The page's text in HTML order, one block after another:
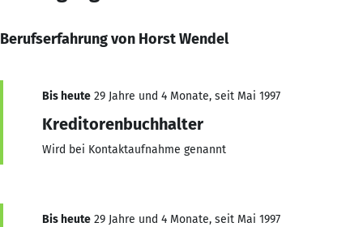
Berufserfahrung von Horst Wendel
Bis heute 29 Jahre und 4 Monate, seit Mai 1997
Kreditorenbuchhalter
Wird bei Kontaktaufnahme genannt
Bis heute 29 Jahre und 4 Monate, seit Mai 1997